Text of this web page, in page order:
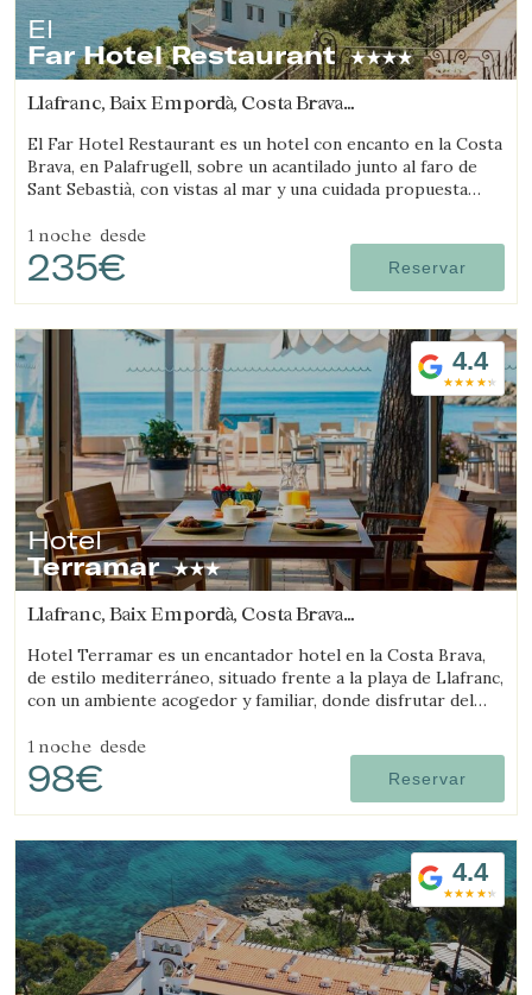
El
Far Hotel Restaurant
Llafranc, Baix Empordà, Costa Brava
El Far Hotel Restaurant es un hotel con encanto en la Costa
Brava, en Palafrugell, sobre un acantilado junto al faro de
Sant Sebastià, con vistas al mar y una cuidada propuesta
1 noche desde
235€ Reservar
4.4
Hotel
Terramar
Llafranc, Baix Empordà, Costa Brava
Hotel Terramar es un encantador hotel en la Costa Brava,
de estilo mediterráneo, situado frente a la playa de Llafranc,
con un ambiente acogedor y familiar, donde disfrutar del
1 noche desde
98€ Reservar
4.4